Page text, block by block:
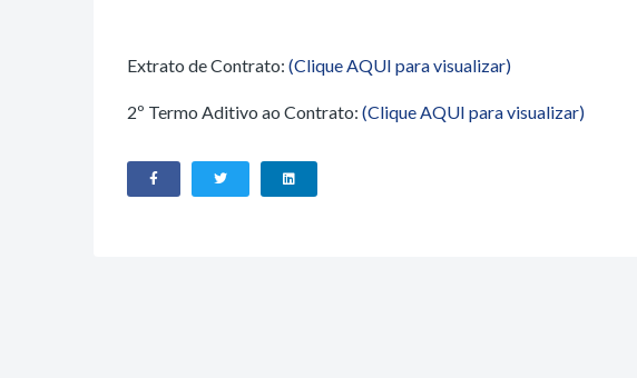
Extrato de Contrato: (Clique AQUI para visualizar)
2º Termo Aditivo ao Contrato: (Clique AQUI para visualizar)